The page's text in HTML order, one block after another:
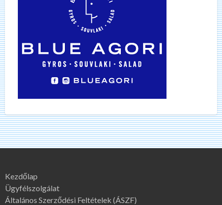
Kezdőlap
Ügyfélszolgálat
Általános Szerződési Feltételek (ÁSZF)